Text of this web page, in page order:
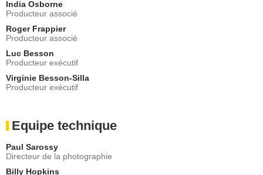
India Osborne
Producteur associé
Roger Frappier
Producteur associé
Luc Besson
Producteur exécutif
Virginie Besson-Silla
Producteur exécutif
Equipe technique
Paul Sarossy
Directeur de la photographie
Billy Hopkins